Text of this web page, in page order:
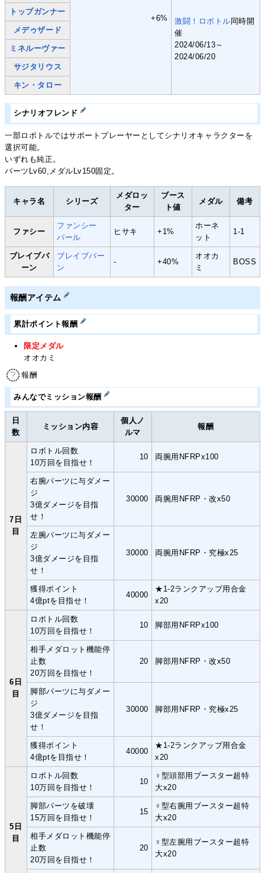
+6% 激闘！ロボトル同時開
催
2024/06/13～
2024/06/20
トップガンナー
メデゥザード
ミネルーヴァー
サジタリウス
キン・タロー
シナリオフレンド
一部ロボトルではサポートプレーヤーとしてシナリオキャラクターを
選択可能。
いずれも純正。
パーツLv60,メダルLv150固定。
キャラ名 シリーズ
メダロッ
ター
ブース
ト値
メダル 備考
ファシー
ファンシー
パール
ヒサキ +1%
ホーネ
ット
1-1
ブレイブバ
ーン
ブレイブバー
ン
- +40%
オオカ
ミ
BOSS
報酬アイテム
累計ポイント報酬
限定メダル
オオカミ
報酬
みんなでミッション報酬
日
数
ミッション内容
個人ノ
ルマ
報酬
7日
目
ロボトル回数
10万回を目指せ！
10 両腕用NFRPx100
右腕パーツに与ダメー
ジ
3億ダメージを目指
せ！
30000 両腕用NFRP・改x50
左腕パーツに与ダメー
ジ
3億ダメージを目指
せ！
30000 両腕用NFRP・究極x25
獲得ポイント
4億ptを目指せ！
40000
★1-2ランクアップ用合金
x20
6日
目
ロボトル回数
10万回を目指せ！
10 脚部用NFRPx100
相手メダロット機能停
止数
20万回を目指せ！
20 脚部用NFRP・改x50
脚部パーツに与ダメー
ジ
3億ダメージを目指
せ！
30000 脚部用NFRP・究極x25
獲得ポイント
4億ptを目指せ！
40000
★1-2ランクアップ用合金
x20
5日
目
ロボトル回数
10万回を目指せ！
10
♀型頭部用ブースター超特
大x20
脚部パーツを破壊
15万回を目指せ！
15
♀型右腕用ブースター超特
大x20
相手メダロット機能停
止数
20万回を目指せ！
20
♀型左腕用ブースター超特
大x20